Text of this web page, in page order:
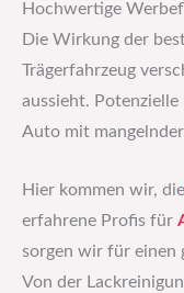
Hochwertige
Die Wirkung der
Trägerfahrzeug
aussieht. Potenzielle
Auto mit
Hier kommen wir, die
erfahrene Profis für
sorgen wir für einen
Von der